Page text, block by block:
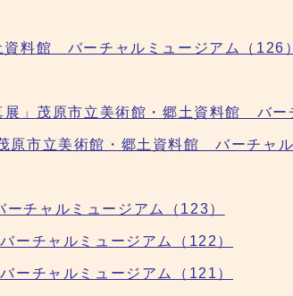
資料館 バーチャルミュージアム（126）
」茂原市立美術館・郷土資料館 バー
市立美術館・郷土資料館 バーチャル
チャルミュージアム（123）
ーチャルミュージアム（122）
ーチャルミュージアム（121）